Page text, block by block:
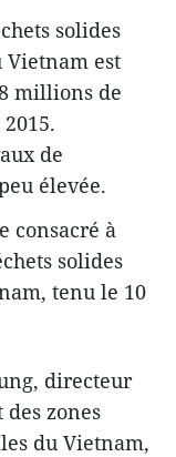
solides
Vietnam est
millions de
de
élevée.
consacré à
solides
tenu le 10
directeur
zones
du Vietnam,